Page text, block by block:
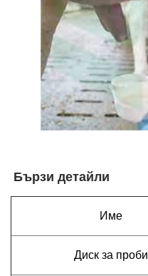
Бързи детайли
Име
Диск за проби